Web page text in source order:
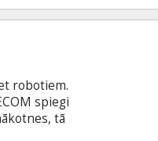
robotiem.
spiegi
tā